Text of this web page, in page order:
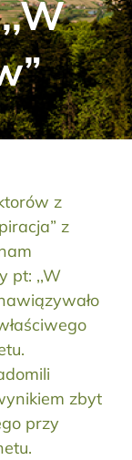
z
z
pt: ,,W
zbyt
przy